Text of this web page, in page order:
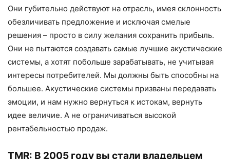
Они губительно действуют на отрасль, имея склонность
обезличивать предложение и исключая смелые
решения – просто в силу желания сохранить прибыль.
Они не пытаются создавать самые лучшие акустические
системы, а хотят побольше зарабатывать, не учитывая
интересы потребителей. Мы должны быть способны на
большее. Акустические системы призваны передавать
эмоции, и нам нужно вернуться к истокам, вернуть
идее величие. А не ограничиваться высокой
рентабельностью продаж.
TMR: В 2005 году вы стали владельцем